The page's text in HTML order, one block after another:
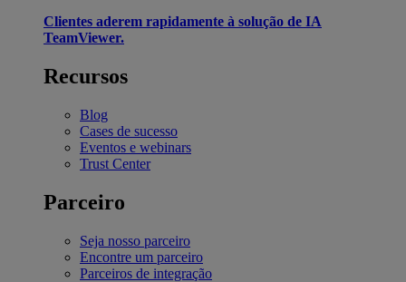
Clientes aderem rapidamente à solução de IA
TeamViewer.
Recursos
Blog
Cases de sucesso
Eventos e webinars
Trust Center
Parceiro
Seja nosso parceiro
Encontre um parceiro
Parceiros de integração